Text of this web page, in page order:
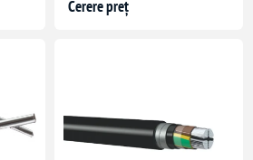
Cerere preț